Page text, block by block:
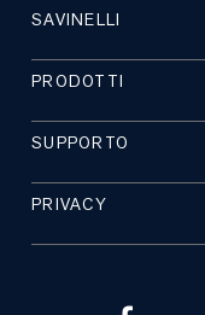
SAVINELLI
PRODOTTI
SUPPORTO
PRIVACY